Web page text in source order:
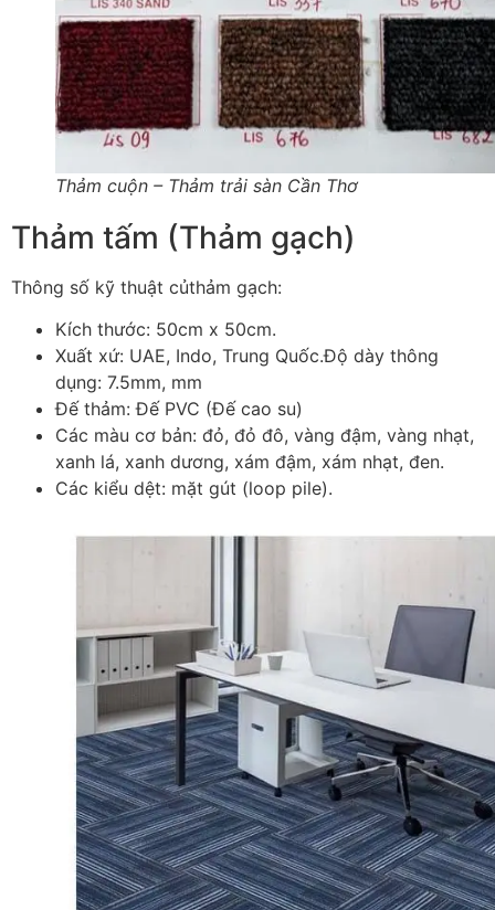
Thảm cuộn – Thảm trải sàn Cần Thơ
Thảm tấm (Thảm gạch)
Thông số kỹ thuật củthảm gạch:
Kích thước: 50cm x 50cm.
Xuất xứ: UAE, Indo, Trung Quốc.Độ dày thông
dụng: 7.5mm, mm
Đế thảm: Đế PVC (Đế cao su)
Các màu cơ bản: đỏ, đỏ đô, vàng đậm, vàng nhạt,
xanh lá, xanh dương, xám đậm, xám nhạt, đen.
Các kiểu dệt: mặt gút (loop pile).